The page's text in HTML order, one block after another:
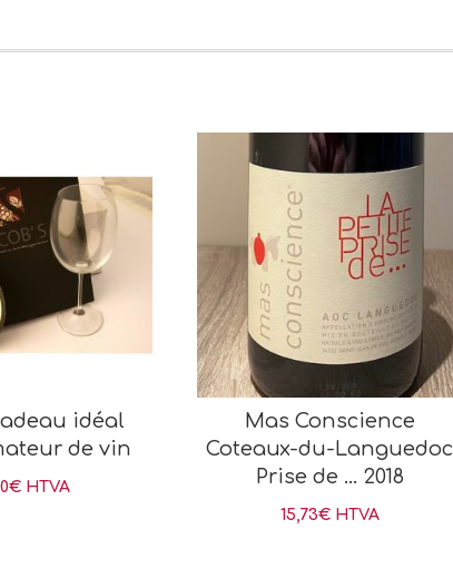
idéal
de vin
€ HTVA
Mas Conscience
Coteaux-du-Languedoc
Prise de … 2018
15,73€ HTVA